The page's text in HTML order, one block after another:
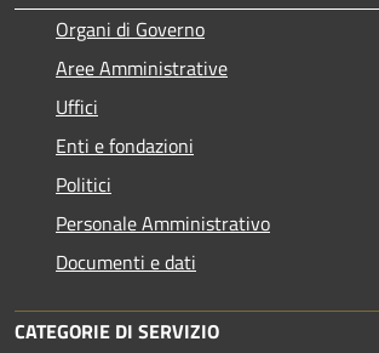
Organi di Governo
Aree Amministrative
Uffici
Enti e fondazioni
Politici
Personale Amministrativo
Documenti e dati
CATEGORIE DI SERVIZIO